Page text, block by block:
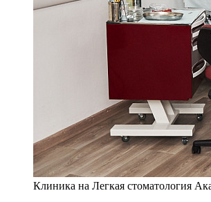
Клиника на Легкая стоматология